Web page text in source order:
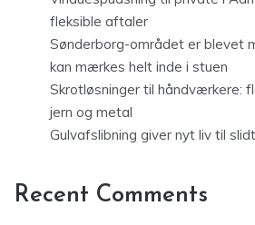
fleksible aftaler
Sønderborg-området er blevet
kan mærkes helt inde i stuen
Skrotløsninger til håndværkere:
jern og metal
Gulvafslibning giver nyt liv til
Recent Comments